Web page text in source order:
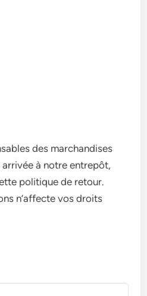
des marchandises
arrivée à notre entrepôt,
politique de retour.
n’affecte vos droits